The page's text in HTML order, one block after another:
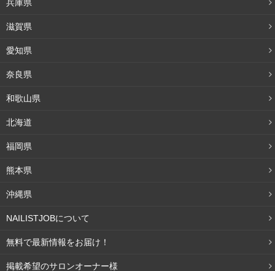
兵庫県
滋賀県
愛知県
奈良県
和歌山県
北海道
福岡県
熊本県
沖縄県
NAILISTJOBについて
無料で最新情報をお届け！
掲載希望のサロンオーナー様